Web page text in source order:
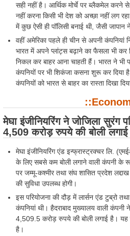
सही नहीं है। आर्थिक मोर्चे पर ब्लैकमेल करने
नहीं करना किसी भी देश को अच्छा नहीं लग
में कुछ ऐसी ही पॉलिसी बनाई थी, जैसी जापान
वहीं अमेरिका पहले ही चीन से अपनी कंपनियां
भारत में अपने प्लांट्स बढ़ाने का फैसला भी कर
निकल कर बाहर आना चाहती हैं। भारत ने
कंपनियों पर भी शिकंजा कसना शुरू कर दिया
कंपनियों को भारत से बाहर का रास्ता दिखा
मेघा इंजीनियरिंग ने जोजिला सुरंग
4,509 करोड़ रुपये की बोली लगाई
मेघा इंजीनियरिंग एंड इन्फ्रास्ट्रक्चर लि.
के लिए सबसे कम बोली लगाने वाली कंपनी के
पर जम्मू-कश्मीर तथा संघ शासित प्रदेश
की सुविधा उपलब्ध होगी।
इस परियोजना की दौड़ में लार्सन एंड टुब्रो
कंपनियां थी। हैदराबाद मुख्यालय वाली
4,509.5 करोड़ रुपये की बोली लगाई है। यह
है।